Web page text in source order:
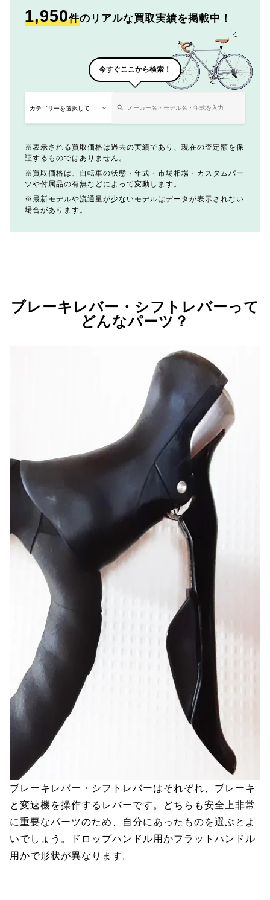
1,950件のリアルな買取実績を掲載中！
今すぐここから検索！
表示される買取価格は過去の実績であり、現在の査定額を保
証するものではありません。
買取価格は、自転車の状態・年式・市場相場・カスタムパー
ツや付属品の有無などによって変動します。
最新モデルや流通量が少ないモデルはデータが表示されない
場合があります。
ブレーキレバー・シフトレバーって
どんなパーツ？
ブレーキレバー・シフトレバーはそれぞれ、ブレーキ
と変速機を操作するレバーです。どちらも安全上非常
に重要なパーツのため、自分にあったものを選ぶとよ
いでしょう。ドロップハンドル用かフラットハンドル
用かで形状が異なります。